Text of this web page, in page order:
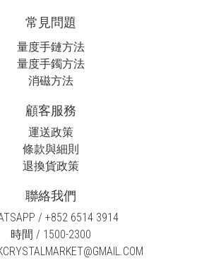
常見問題
量度手鏈方法
量度手鐲方法
消磁方法
顧客服務
運送政策
條款與細則
退換貨政策
聯絡我們
/ +852 6514 3914
時間 / 1500-2300